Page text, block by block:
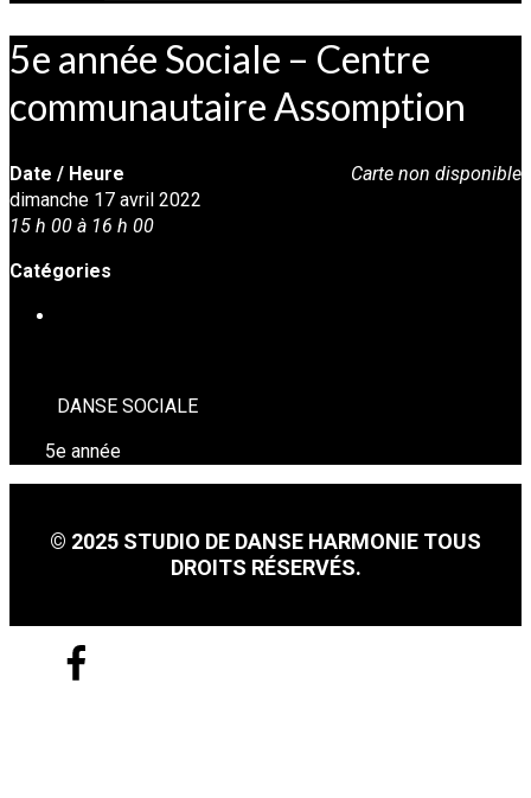
5e année Sociale – Centre
communautaire Assomption
Carte non disponible
Date / Heure
dimanche 17 avril 2022
15 h 00 à 16 h 00
Catégories
DANSE SOCIALE
5e année
© 2025 STUDIO DE DANSE HARMONIE TOUS
DROITS RÉSERVÉS.